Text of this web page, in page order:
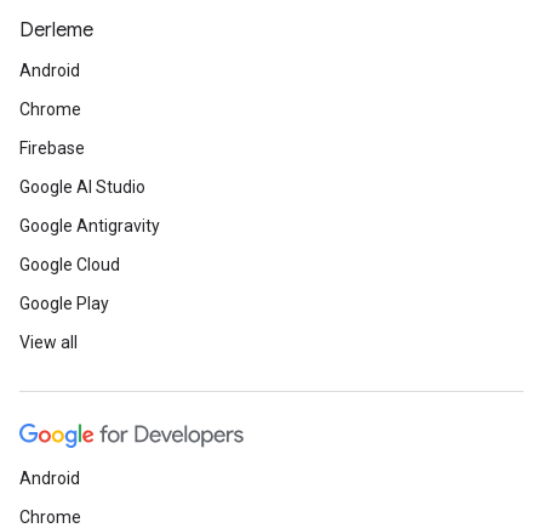
Derleme
Android
Chrome
Firebase
Google AI Studio
Google Antigravity
Google Cloud
Google Play
View all
Android
Chrome